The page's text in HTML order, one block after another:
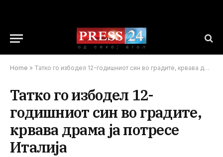
Home » Татко го избодел 12-годишниот син во градите, крвава драма ја потресе Италија
Татко го избодел 12-
годишниот син во градите,
крвава драма ја потресе
Италија